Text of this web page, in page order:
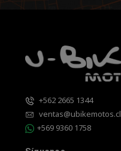
+562 2665 1344
ventas@ubikemotos.cl
+569 9360 1758